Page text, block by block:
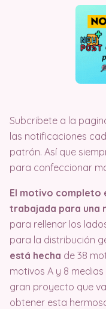
Subcribete a la
las notificaciones
patrón. Así que
para confeccionar
El motivo completo
trabajada para una
para rellenar los
para la distribución
está hecha de 38
motivos A y 8
gran proyecto que
obtener esta